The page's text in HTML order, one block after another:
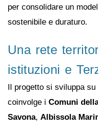
per consolidare un
sostenibile e duraturo.
Una rete
istituzioni e
Il progetto si sviluppa
coinvolge i Comuni
Savona, Albissola